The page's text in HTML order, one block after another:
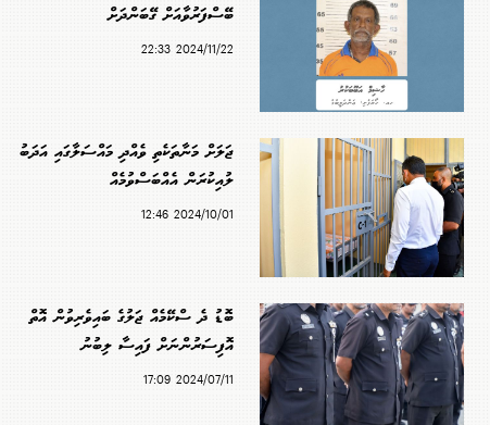
ބޭސްފަރުވާއަށް ގޭބަންދަށް
2024/11/22 22:33
ޖަލަށް މަނާތަކެތި ވެއްދި މައްސަލާގައި އަދަބު
ލުއިކުރަން އެއްބަސްވުމެއް
2024/10/01 12:46
ބޮޑު ދެ ސްކޭމެއް ޖަލުގެ ބައިވެރިވުން އޮތް
އޮފިސަރުންނަށް ފައިސާ ލިބުނު
2024/07/11 17:09